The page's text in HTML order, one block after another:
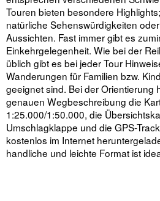
Touren bieten besondere
natürliche Sehenswürdigkeiten
Aussichten. Fast immer gibt es
Einkehrgelegenheit. Wie bei der
üblich gibt es bei jeder Tour
Wanderungen für Familien bzw.
geeignet sind. Bei der Orientierung
genauen Wegbeschreibung die
1:25.000/1:50.000, die
Umschlagklappe und die GPS-
kostenlos im Internet
handliche und leichte Format ist